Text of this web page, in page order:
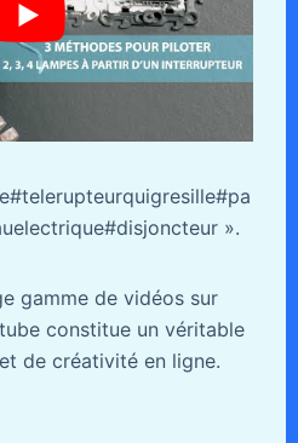
».
gamme de vidéos sur
constitue un véritable
de créativité en ligne.